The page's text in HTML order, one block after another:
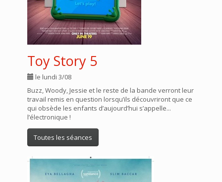
Toy Story 5
le lundi 3/08
Buzz, Woody, Jessie et le reste de la bande verront leur
travail remis en question lorsqu’ils découvriront que ce
qui obsède les enfants d’aujourd’hui s’appelle...
l’électronique !
Toutes les séances